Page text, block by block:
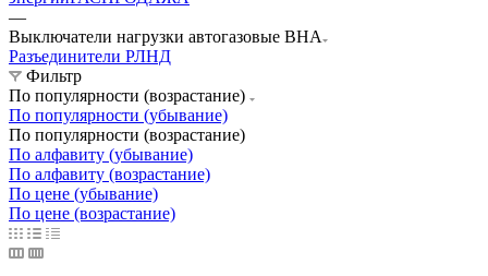
—
Выключатели нагрузки автогазовые ВНА
Разъединители РЛНД
Фильтр
По популярности (возрастание)
По популярности (убывание)
По популярности (возрастание)
По алфавиту (убывание)
По алфавиту (возрастание)
По цене (убывание)
По цене (возрастание)